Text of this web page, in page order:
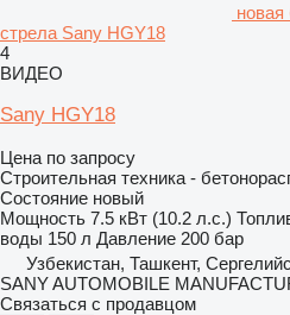
новая
стрела Sany HGY18
4
ВИДЕО
Sany HGY18
Цена по запросу
Строительная техника -
Состояние новый
Мощность 7.5 кВт (10.2 л.с.)
воды 150 л Давление 200 бар
Узбекистан, Ташкент,
SANY AUTOMOBILE
Связаться с продавцом